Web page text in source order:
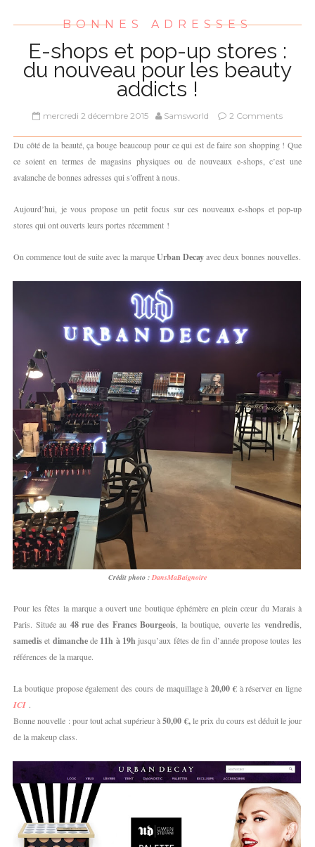
BONNES ADRESSES
E-shops et pop-up stores :
du nouveau pour les beauty
addicts !
mercredi 2 décembre 2015 Samsworld 2 Comments
Du côté de la beauté, ça bouge beaucoup pour ce qui est de faire son shopping ! Que
ce soient en termes de magasins physiques ou de nouveaux e-shops, c’est une
avalanche de bonnes adresses qui s’offrent à nous.
Aujourd’hui, je vous propose un petit focus sur ces nouveaux e-shops et pop-up
stores qui ont ouverts leurs portes récemment !
On commence tout de suite avec la marqueUrban Decayavec deux bonnes nouvelles.
Crédit photo : DansMaBaignoire
Pour les fêtes la marque a ouvert une boutique éphémère en plein cœur du Marais à
Paris. Située au 48 rue des Francs Bourgeois , la boutique, ouverte lesvendredis
samediset dimanchede 11h à 19h jusqu’aux fêtes de fin d’année propose toutes les
références de la marque.
La boutique propose également des cours de maquillage à20,00 €à réserver en ligne
ICI .
Bonne nouvelle : pour tout achat supérieur à50,00 €,le prix du cours est déduit le jour
de la makeup class.